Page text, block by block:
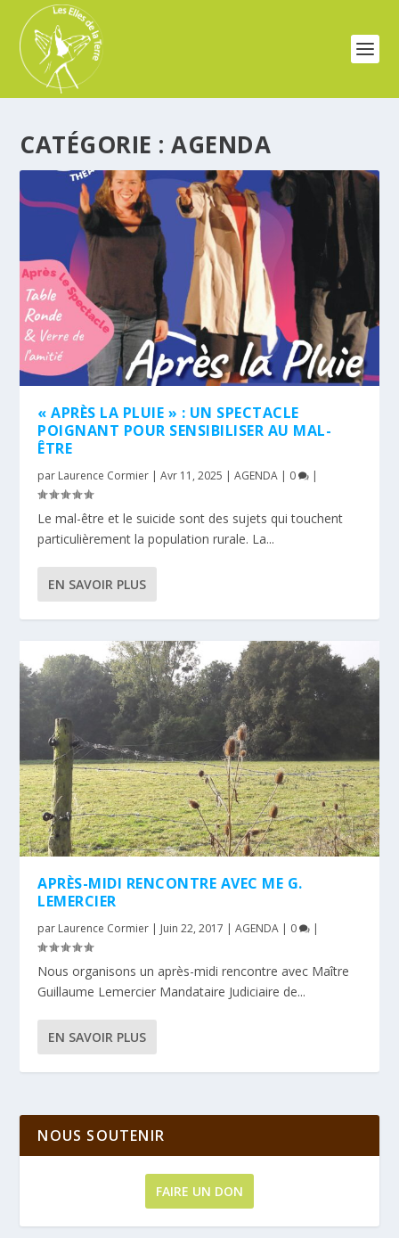
CATÉGORIE :AGENDA
« APRÈS LA PLUIE » : UN SPECTACLE
POIGNANT POUR SENSIBILISER AU MAL-
ÊTRE
par Laurence Cormier |Avr 11, 2025 |AGENDA | 0 |
Le mal-être et le suicide sont des sujets qui touchent
particulièrement la population rurale. La...
EN SAVOIR PLUS
APRÈS-MIDI RENCONTRE AVEC ME G.
LEMERCIER
par Laurence Cormier | Juin 22, 2017 |AGENDA | 0 |
Nous organisons un après-midi rencontre avec Maître
Guillaume Lemercier Mandataire Judiciaire de...
EN SAVOIR PLUS
NOUS SOUTENIR
FAIRE UN DON